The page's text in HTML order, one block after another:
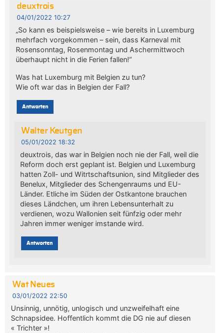
deuxtrois
04/01/2022 10:27
„So kann es beispielsweise – wie bereits in Luxemburg
mehrfach vorgekommen – sein, dass Karneval mit
Rosensonntag, Rosenmontag und Aschermittwoch
überhaupt nicht in die Ferien fallen!“
Was hat Luxemburg mit Belgien zu tun?
Wie oft war das in Belgien der Fall?
Antworten
Walter Keutgen
05/01/2022 18:32
deuxtrois, das war in Belgien noch nie der Fall, weil die
Reform doch erst geplant ist. Belgien und Luxemburg
hatten Zoll- und Witrtschaftsunion, sind Mitglieder des
Benelux, Mitglieder des Schengenraums und EU-
Länder. Etliche im Süden der Ostkantone brauchen
dieses Ländchen, um ihren Lebensunterhalt zu
verdienen, wozu Wallonien seit fünfzig oder mehr
Jahren immer weniger imstande wird.
Antworten
Wat Neues
03/01/2022 22:50
Unsinnig, unnötig, unlogisch und unzweifelhaft eine
Schnapsidee. Hoffentlich kommt die DG nie auf diesen
« Trichter »!